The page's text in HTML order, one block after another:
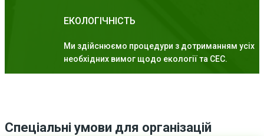
ЕКОЛОГІЧНІСТЬ
Ми здійснюємо процедури з дотриманням усіх
необхідних вимог щодо екології та СЕС.
Спеціальні умови для організацій